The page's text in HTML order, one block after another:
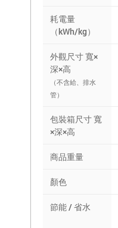
耗電量
（kWh/kg）
外觀尺寸 寬×
深×高
（不含給、排水
管）
包裝箱尺寸 寬
×深×高
商品重量
顏色
節能 / 省水